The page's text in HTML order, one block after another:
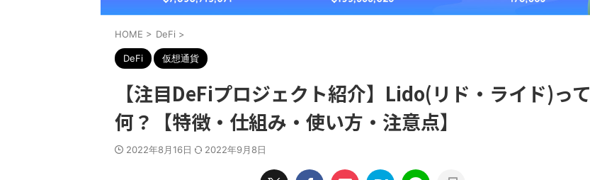
HOME > DeFi >
DeFi 仮想通貨
【注目DeFiプロジェクト紹介】Lido(リド・ライド)って
何？【特徴・仕組み・使い方・注意点】
2022年8月16日 2022年9月8日